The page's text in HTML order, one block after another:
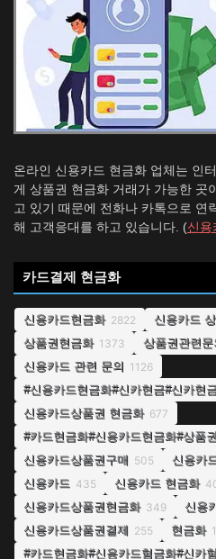
온라인 신용카드 현금화 업체는 인
게 상품권 현금화 거래가 가능한 곳
고 있기 때문에 전화나 카톡으로 연
해 고객응대를 하고 있습니다. (신용
카드결제 현금화
신용카드현금화 2822 신용카드
상품권현금화 1373 상품권관련문
신용카드 관련 문의 1126
#신용카드현금화#신카현금#신카현
신용카드상품권 현금화 677
#카드현금화#신용카드현금화#상품
신용카드상품권구매 505 신용카
신용카드 435 신용카드 현금화
신용카드상품권현금화 349 신용
신용카드상품권결제 255 현금화
#카드현금화#신용카드혐금화#신카